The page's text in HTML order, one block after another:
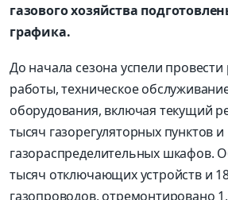
газового хозяйства
графика.
До начала сезона успели
работы, техническое
оборудования, включая текущий
тысяч газорегуляторных пунктов и
газораспределительных шкафов.
тысяч отключающих устройств и
газопроводов, отремонтировано